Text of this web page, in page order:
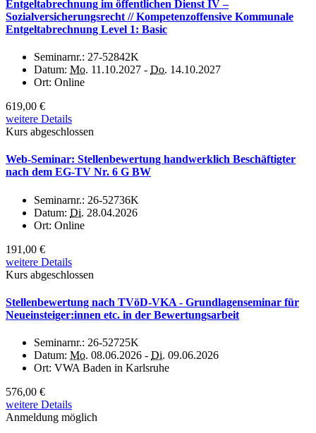
Entgeltabrechnung im öffentlichen Dienst IV –
Sozialversicherungsrecht // Kompetenzoffensive Kommunale
Entgeltabrechnung Level 1: Basic
Seminarnr.: 27-52842K
Datum: Mo. 11.10.2027 - Do. 14.10.2027
Ort: Online
619,00 €
weitere Details
Kurs abgeschlossen
Web-Seminar: Stellenbewertung handwerklich Beschäftigter
nach dem EG-TV Nr. 6 G BW
Seminarnr.: 26-52736K
Datum: Di. 28.04.2026
Ort: Online
191,00 €
weitere Details
Kurs abgeschlossen
Stellenbewertung nach TVöD-VKA - Grundlagenseminar für
Neueinsteiger:innen etc. in der Bewertungsarbeit
Seminarnr.: 26-52725K
Datum: Mo. 08.06.2026 - Di. 09.06.2026
Ort: VWA Baden in Karlsruhe
576,00 €
weitere Details
Anmeldung möglich